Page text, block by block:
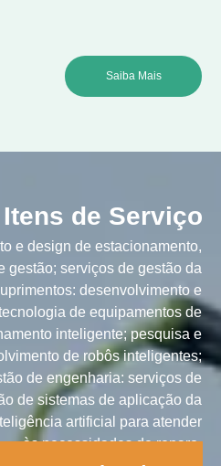
Saiba Mais
Itens de Serviço
e design de estacionamento,
gestão; serviços de gestão da
desenvolvimento e
de equipamentos de
inteligente; pesquisa e
de robôs inteligentes;
de engenharia: serviços de
de sistemas de aplicação da
artificial para atender
às necessidades de reparo.